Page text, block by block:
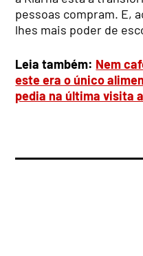
pessoas compram. E,
lhes mais poder de
Leia também: Nem
este era o único
pedia na última visita